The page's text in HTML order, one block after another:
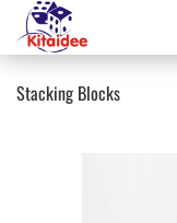
Stacking Blocks